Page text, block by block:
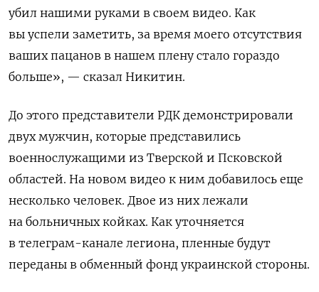
убил нашими руками в своем видео. Как
вы успели заметить, за время моего отсутствия
ваших пацанов в нашем плену стало гораздо
больше», — сказал Никитин.
До этого представители РДК демонстрировали
двух мужчин, которые представились
военнослужащими из Тверской и Псковской
областей. На новом видео к ним добавилось еще
несколько человек. Двое из них лежали
на больничных койках. Как уточняется
в телеграм-канале легиона, пленные будут
переданы в обменный фонд украинской стороны.